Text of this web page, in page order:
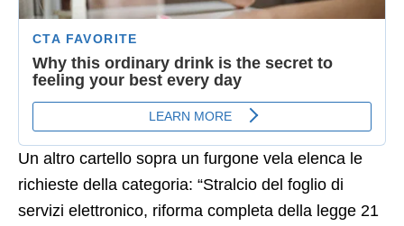
Un altro cartello sopra un furgone vela elenca le
richieste della categoria: “Stralcio del foglio di
servizi elettronico, riforma completa della legge 21